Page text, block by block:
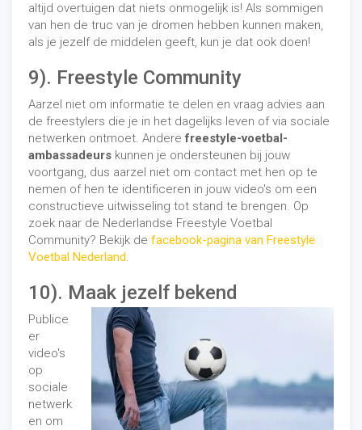
altijd overtuigen dat niets onmogelijk is! Als sommigen
van hen de truc van je dromen hebben kunnen maken,
als je jezelf de middelen geeft, kun je dat ook doen!
9). Freestyle Community
Aarzel niet om informatie te delen en vraag advies aan
de freestylers die je in het dagelijks leven of via sociale
netwerken ontmoet. Anderefreestyle-voetbal-
ambassadeurs kunnen je ondersteunen bij jouw
voortgang, dus aarzel niet om contact met hen op te
nemen of hen te identificeren in jouw video's om een ​​
constructieve uitwisseling tot stand te brengen. Op
zoek naar de Nederlandse Freestyle Voetbal
Community? Bekijk de facebook-pagina van Freestyle
Voetbal Nederland.
10). Maak jezelf bekend
Publice
er
video's
op
sociale
netwerk
en om